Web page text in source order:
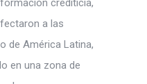
crediticia,
a las
de América Latina,
en una zona de